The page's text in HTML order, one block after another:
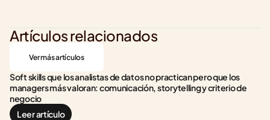
Artículos relacionados
Ver más artículos
Soft skills que los analistas de datos no practican pero que los
managers más valoran: comunicación, storytelling y criterio de
negocio
Leer artículo